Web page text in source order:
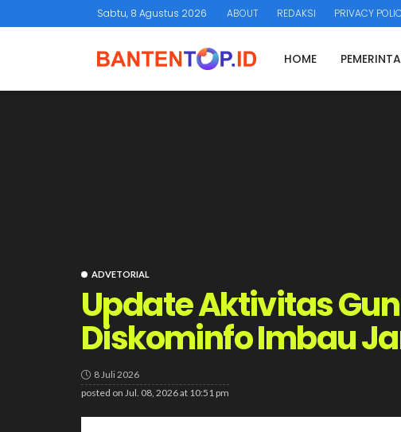
Sabtu, 8 Agustus 2026 ABOUT REDAKSI PRIVACY
HOME
ADVETORIAL
Update Aktivitas
Diskominfo Imbau
8 Juli 2026
posted on Jul. 08, 2026 at 10:51 pm